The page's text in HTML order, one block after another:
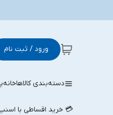
ورود / ثبت نام
دسته‌بندی کالاهاخانه
💳 خرید اقساطی با